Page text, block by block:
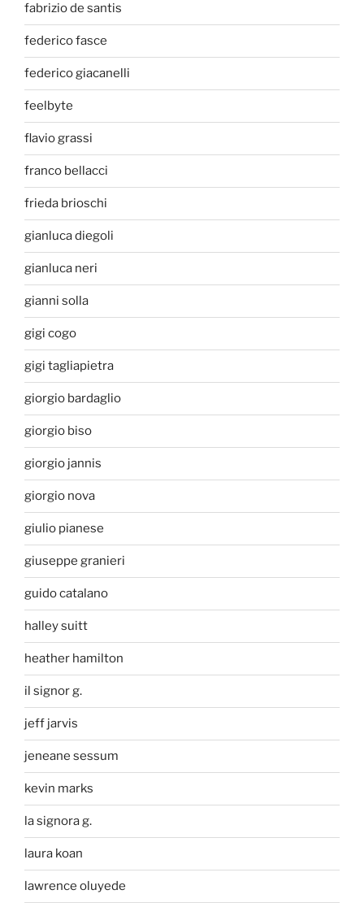
fabrizio de santis
federico fasce
federico giacanelli
feelbyte
flavio grassi
franco bellacci
frieda brioschi
gianluca diegoli
gianluca neri
gianni solla
gigi cogo
gigi tagliapietra
giorgio bardaglio
giorgio biso
giorgio jannis
giorgio nova
giulio pianese
giuseppe granieri
guido catalano
halley suitt
heather hamilton
il signor g.
jeff jarvis
jeneane sessum
kevin marks
la signora g.
laura koan
lawrence oluyede